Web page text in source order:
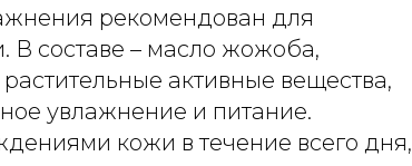
рекомендован для
В составе – масло жожоба,
активные вещества,
увлажнение и питание.
кожи в течение всего дня,